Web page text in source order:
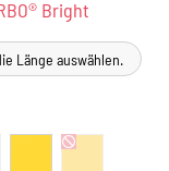
Bright
Länge auswählen.